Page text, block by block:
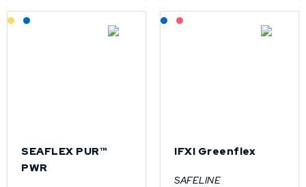
Lagerført: Grossist
SEAFLEX PUR™
PWR
Lagerført: NEK Kabel
IFXI Greenflex
SAFELINE